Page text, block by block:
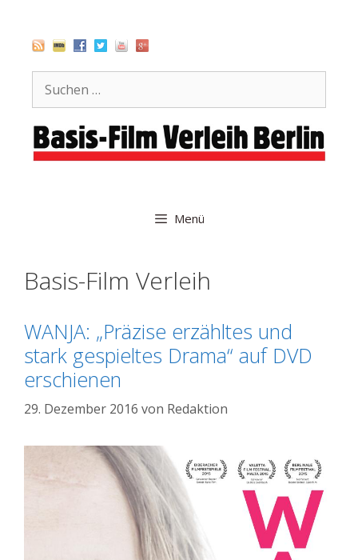
springen
nach:
Menü
Basis-Film Verleih
WANJA: „Präzise erzähltes und
stark gespieltes Drama“ auf DVD
erschienen
29. Dezember 2016 von Redaktion